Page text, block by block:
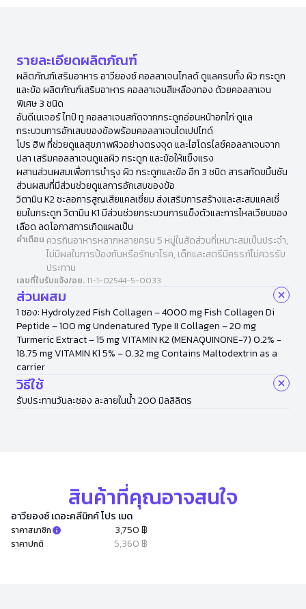
รายละเอียดผลิตภัณฑ์
ผลิตภัณฑ์เสริมอาหาร อาวียองซ์ คอลลาเจนโกลด์ ดูแลครบทั้ง ผิว กระดูก
และข้อ ผลิตภัณฑ์เสริมอาหาร คอลลาเจนสีเหลืองทอง ด้วยคอลลาเจน
พิเศษ 3 ชนิด
อันดีเนเจอร์ ไทป์ ทู คอลลาเจนสกัดจากกระดูกอ่อนหน้าอกไก่ ดูแล
กระบวนการอักเสบของข้อพร้อมคอลลาเจนไดเปปไทด์
โปร ฮิพ ที่ช่วยดูแลสุขภาพผิวอย่างตรงจุด และไฮโดรไลซ์คอลลาเจนจาก
ปลา เสริมคอลลาเจนดูแลผิว กระดูก และข้อให้แข็งแรง
ผสานส่วนผสมเพื่อการบำรุง ผิว กระดูกและข้อ อีก 3 ชนิด สารสกัดขมิ้นชัน
ส่วนผสมที่มีส่วนช่วยดูแลการอักเสบของข้อ
วิตามิน K2 ชะลอการสูญเสียแคลเซี่ยม ส่งเสริมการสร้างและสะสมแคลเซี่
ยมในกระดูก วิตามิน K1 มีส่วนช่วยกระบวนการแข็งตัวและการไหลเวียนของ
เลือด ลดโอกาสการเกิดแผลเป็น
คำเตือน ควรกินอาหารหลากหลายครบ 5 หมู่ในสัดส่วนที่เหมาะสมเป็นประจำ,
ไม่มีผลในการป้องกันหรือรักษาโรค, เด็กและสตรีมีครรภ์ไม่ควรรับ
ประทาน
เลขที่ใบรับแจ้ง/อย. 11-1-02544-5-0033
ส่วนผสม
1 ซอง: Hydrolyzed Fish Collagen – 4000 mg Fish Collagen Di
Peptide – 100 mg Undenatured Type II Collagen – 20 mg
Turmeric Extract – 15 mg VITAMIN K2 (MENAQUINONE-7) 0.2% -
18.75 mg VITAMIN K1 5% – 0.32 mg Contains Maltodextrin as a
carrier
วิธีใช้
รับประทานวันละซอง ละลายในน้ำ 200 มิลลิลิตร
สินค้าที่คุณอาจสนใจ
อาวียองซ์ เดอะคลีนิกค์ โปร เมด
ราคาสมาชิก 3,750 ฿
ราคาปกติ 5,360 ฿